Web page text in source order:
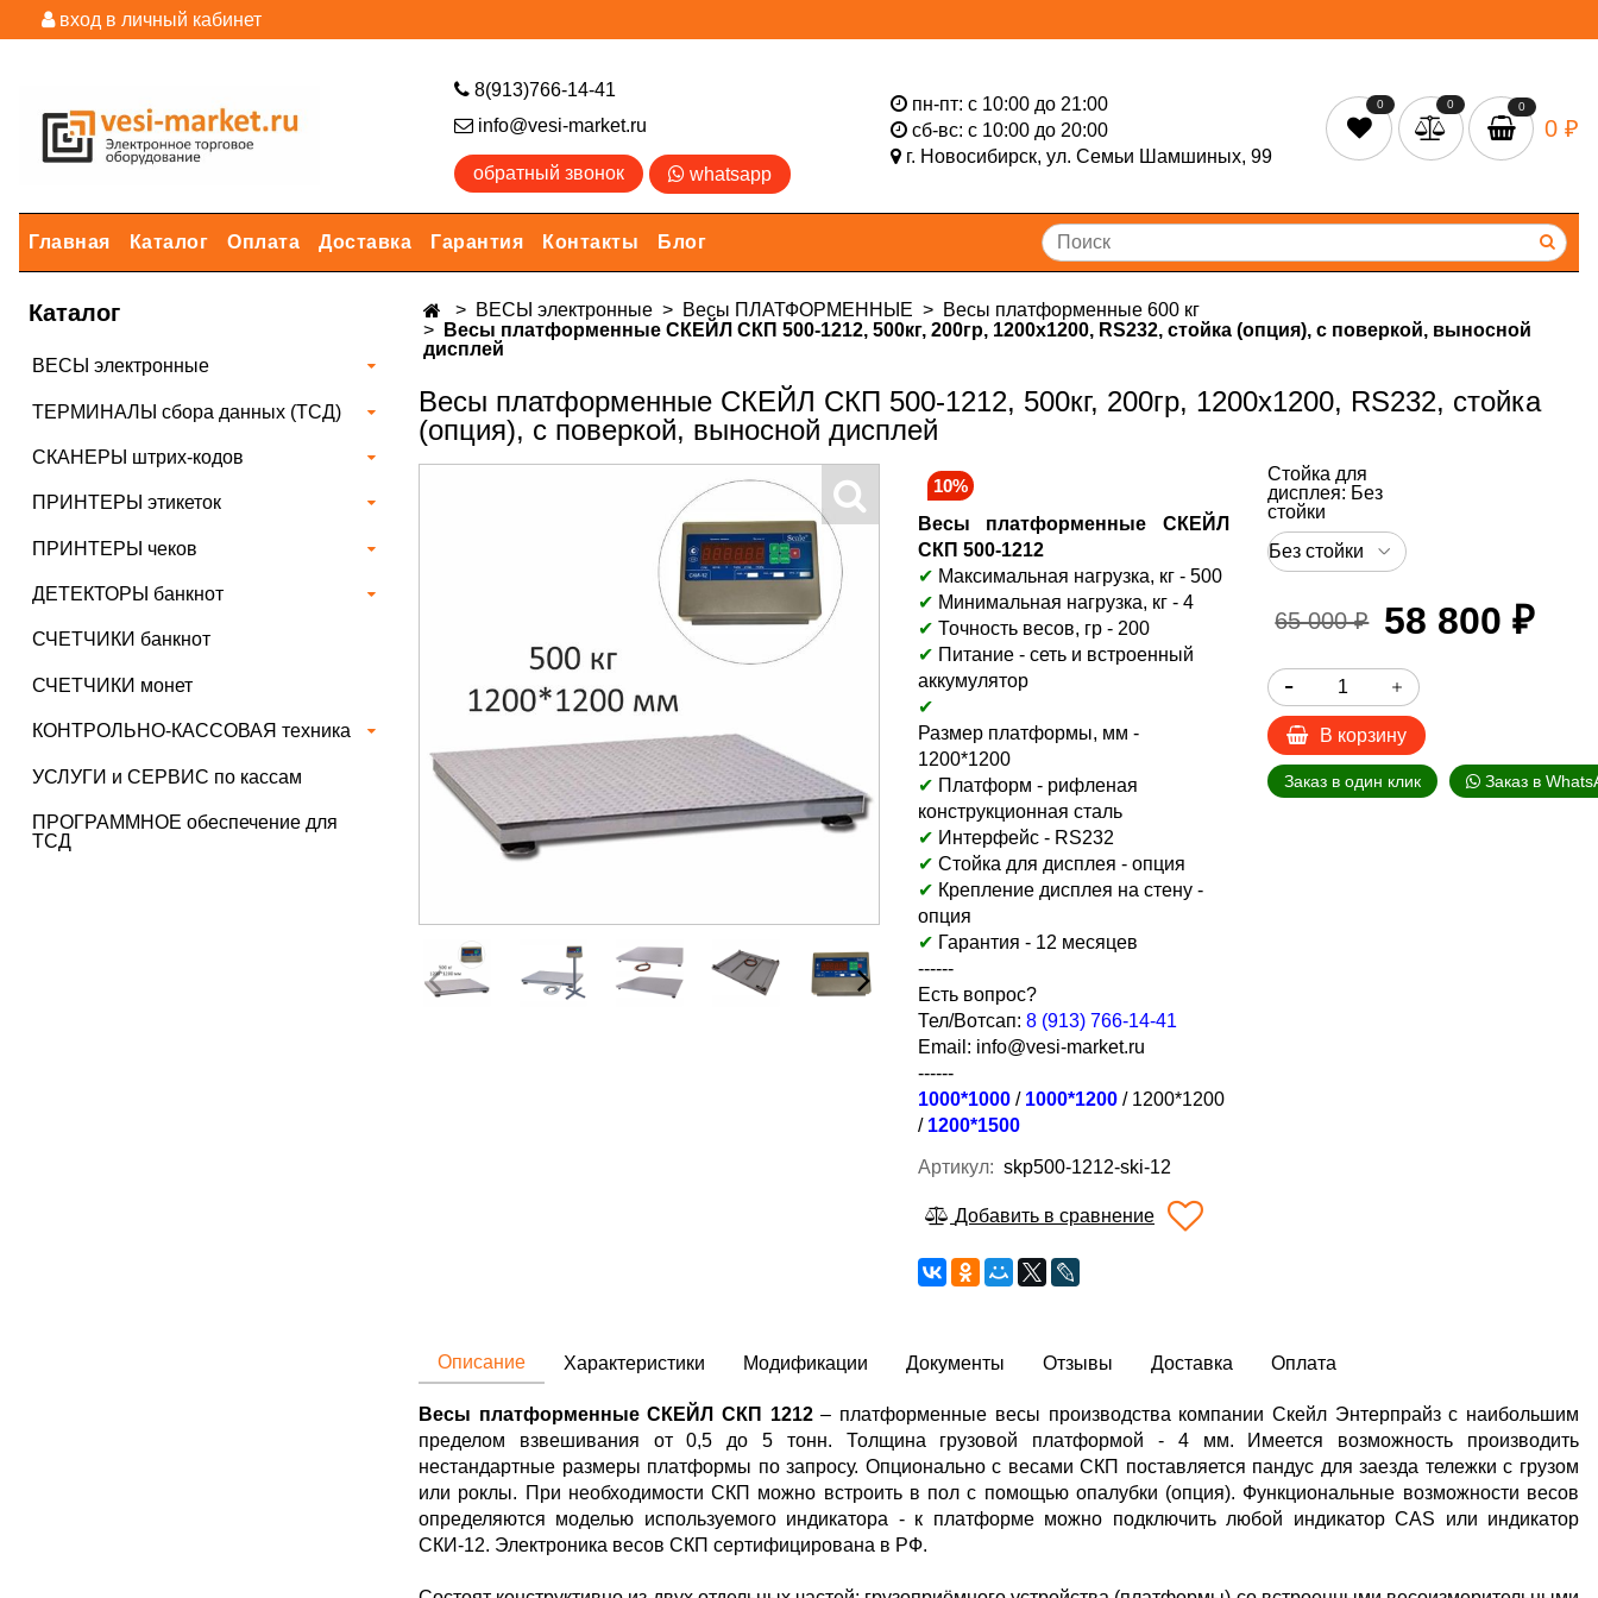
вход в личный кабинет
8(913)766-14-41
info@vesi-market.ru
обратный звонок whatsapp
пн-пт: с 10:00 до 21:00
сб-вс: с 10:00 до 20:00
г. Новосибирск, ул. Семьи Шамшиных, 99
0 0 0
0 ₽
Главная Каталог Оплата Доставка Гарантия Контакты Блог
Каталог
ВЕСЫ электронные
ТЕРМИНАЛЫ сбора данных (ТСД)
СКАНЕРЫ штрих-кодов
ПРИНТЕРЫ этикеток
ПРИНТЕРЫ чеков
ДЕТЕКТОРЫ банкнот
СЧЕТЧИКИ банкнот
СЧЕТЧИКИ монет
КОНТРОЛЬНО-КАССОВАЯ техника
УСЛУГИ и СЕРВИС по кассам
ПРОГРАММНОЕ обеспечение для
ТСД
ВЕСЫ электронные Весы ПЛАТФОРМЕННЫЕ
Весы платформенные 600 кг
Весы платформенные СКЕЙЛ СКП 500-1212, 500кг, 200гр, 1200х1200, RS232, стойка (опция), с поверкой, выносной
дисплей
Весы платформенные СКЕЙЛ СКП 500-1212, 500кг, 200гр, 1200х1200, RS232, стойка
(опция), с поверкой, выносной дисплей
10%
Весы платформенные СКЕЙЛ
СКП 500-1212
✔ Максимальная нагрузка, кг - 500
✔ Минимальная нагрузка, кг - 4
✔ Точность весов, гр - 200
✔ Питание - сеть и встроенный
аккумулятор
✔
Размер платформы, мм -
1200*1200
✔ Платформ - рифленая
конструкционная сталь
✔ Интерфейс - RS232
✔ Стойка для дисплея - опция
✔ Крепление дисплея на стену -
опция
✔ Гарантия - 12 месяцев
------
Есть вопрос?
Тел/Вотсап: 8 (913) 766-14-41
Email: info@vesi-market.ru
------
1000*1000 / 1000*1200 / 1200*1200
/ 1200*1500
Артикул: skp500-1212-ski-12
Добавить в сравнение
Стойка для
дисплея: Без
стойки
65 000 ₽ 58 800 ₽
В корзину
Заказ в один клик Заказ в
Описание
Весы платформенные СКЕЙЛ СКП 1212– платформенные весы производства компании Скейл Энтерпрайз с наибольшим
пределом взвешивания от 0,5 до 5 тонн. Толщина грузовой платформой - 4 мм. Имеется возможность производить
нестандартные размеры платформы по запросу. Опционально с весами СКП поставляется пандус для заезда тележки с грузом
или роклы. При необходимости СКП можно встроить в пол с помощью опалубки (опция). Функциональные возможности весов
определяются моделью используемого индикатора - к платформе можно подключить любой индикатор CAS или индикатор
СКИ-12. Электроника весов СКП сертифицирована в РФ.
Характеристики Модификации Документы Отзывы Доставка Оплата